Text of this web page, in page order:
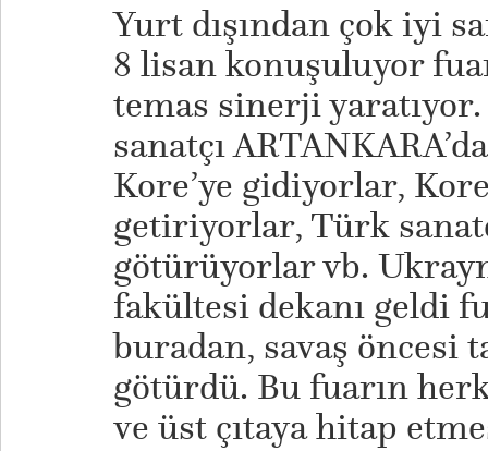
Yurt dışından çok iyi
8 lisan konuşuluyor
temas sinerji
sanatçı
Kore’ye gidiyorlar,
getiriyorlar, Türk
götürüyorlar vb.
fakültesi dekanı geldi
buradan, savaş öncesi
götürdü. Bu fuarın
ve üst çıtaya hitap